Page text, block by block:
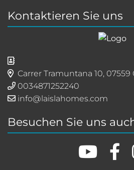
Kontaktieren Sie uns
Carrer Tramuntana 10, 07559
0034871252240
info@laislahomes.com
Besuchen Sie uns